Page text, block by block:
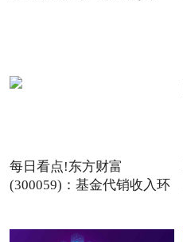
每日看点!东方财富
(300059)：基金代销收入环